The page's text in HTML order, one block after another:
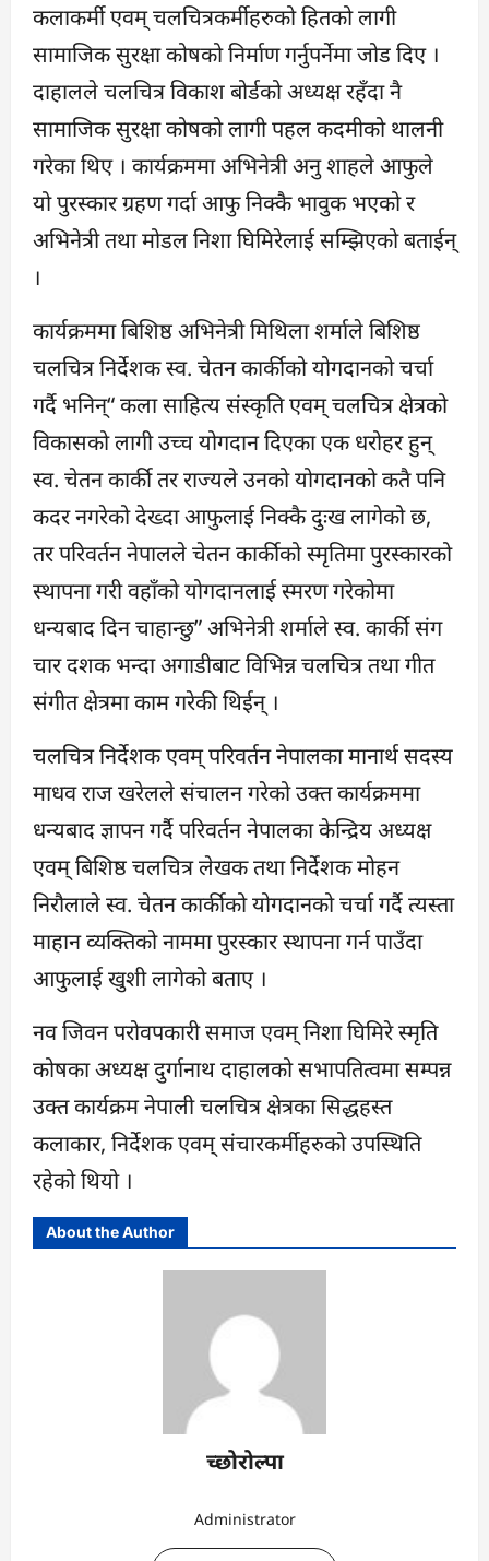
कलाकर्मी एवम् चलचित्रकर्मीहरुको हितको लागी
सामाजिक सुरक्षा कोषको निर्माण गर्नुपर्नेमा जोड दिए ।
दाहालले चलचित्र विकाश बोर्डको अध्यक्ष रहँदा नै
सामाजिक सुरक्षा कोषको लागी पहल कदमीको थालनी
गरेका थिए । कार्यक्रममा अभिनेत्री अनु शाहले आफुले
यो पुरस्कार ग्रहण गर्दा आफु निक्कै भावुक भएको र
अभिनेत्री तथा मोडल निशा घिमिरेलाई सम्झिएको बताईन्
।
कार्यक्रममा बिशिष्ठ अभिनेत्री मिथिला शर्माले बिशिष्ठ
चलचित्र निर्देशक स्व. चेतन कार्कीको योगदानको चर्चा
गर्दै भनिन्“ कला साहित्य संस्कृति एवम् चलचित्र क्षेत्रको
विकासको लागी उच्च योगदान दिएका एक धरोहर हुन्
स्व. चेतन कार्की तर राज्यले उनको योगदानको कतै पनि
कदर नगरेको देख्दा आफुलाई निक्कै दुःख लागेको छ,
तर परिवर्तन नेपालले चेतन कार्कीको स्मृतिमा पुरस्कारको
स्थापना गरी वहाँको योगदानलाई स्मरण गरेकोमा
धन्यबाद दिन चाहान्छु” अभिनेत्री शर्माले स्व. कार्की संग
चार दशक भन्दा अगाडीबाट विभिन्न चलचित्र तथा गीत
संगीत क्षेत्रमा काम गरेकी थिईन् ।
चलचित्र निर्देशक एवम् परिवर्तन नेपालका मानार्थ सदस्य
माधव राज खरेलले संचालन गरेको उक्त कार्यक्रममा
धन्यबाद ज्ञापन गर्दै परिवर्तन नेपालका केन्द्रिय अध्यक्ष
एवम् बिशिष्ठ चलचित्र लेखक तथा निर्देशक मोहन
निरौलाले स्व. चेतन कार्कीको योगदानको चर्चा गर्दै त्यस्ता
माहान व्यक्तिको नाममा पुरस्कार स्थापना गर्न पाउँदा
आफुलाई खुशी लागेको बताए ।
नव जिवन परोवपकारी समाज एवम् निशा घिमिरे स्मृति
कोषका अध्यक्ष दुर्गानाथ दाहालको सभापतित्वमा सम्पन्न
उक्त कार्यक्रम नेपाली चलचित्र क्षेत्रका सिद्धहस्त
कलाकार, निर्देशक एवम् संचारकर्मीहरुको उपस्थिति
रहेको थियो ।
About the Author
च्छोरोल्पा
Administrator